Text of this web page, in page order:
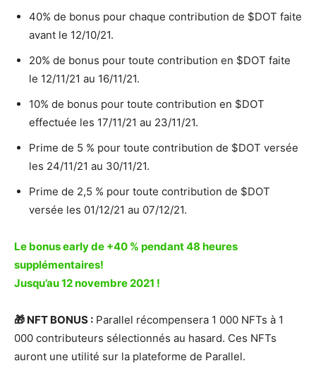
40% de bonus pour chaque contribution de $DOT faite
avant le 12/10/21.
20% de bonus pour toute contribution en $DOT faite
le 12/11/21 au 16/11/21.
10% de bonus pour toute contribution en $DOT
effectuée les 17/11/21 au 23/11/21.
Prime de 5 % pour toute contribution de $DOT versée
les 24/11/21 au 30/11/21.
Prime de 2,5 % pour toute contribution de $DOT
versée les 01/12/21 au 07/12/21.
Le bonus early de +40 % pendant 48 heures
supplémentaires!
Jusqu’au 12 novembre 2021 !
🎁 NFT BONUS : Parallel récompensera 1 000 NFTs à 1
000 contributeurs sélectionnés au hasard. Ces NFTs
auront une utilité sur la plateforme de Parallel.